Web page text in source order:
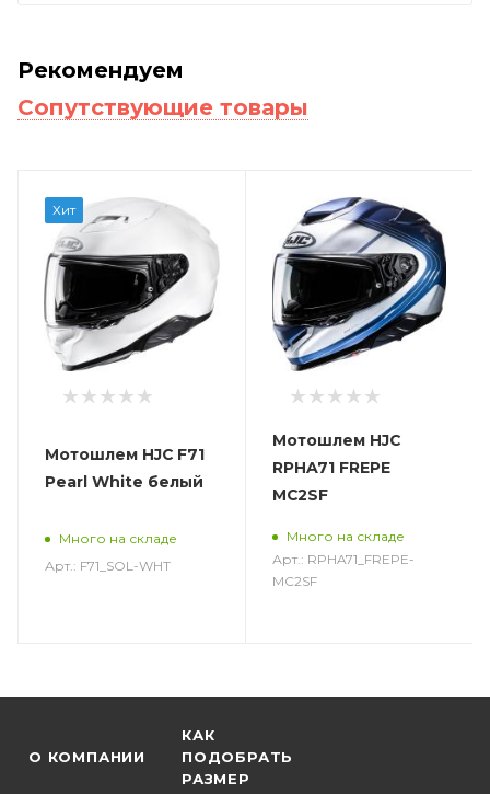
Рекомендуем
Сопутствующие товары
Хит
Мотошлем HJC F71
Pearl White белый
Много на складе
Арт.: F71_SOL-WHT
Мотошлем HJC
RPHA71 FREPE
MC2SF
Много на складе
Арт.: RPHA71_FREPE-
MC2SF
О КОМПАНИИ
КАК
ПОДОБРАТЬ
РАЗМЕР